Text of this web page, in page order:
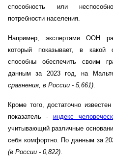
способность или
потребности населения.
Например, экспертами ООН
который показывает, в какой
способны обеспечить своим
данным за 2023 год, на
сравнения, в России - 5,661).
Кроме того, достаточно
показатель - индекс
учитывающий различные
себя комфортно. По данным за
(в России - 0,822).